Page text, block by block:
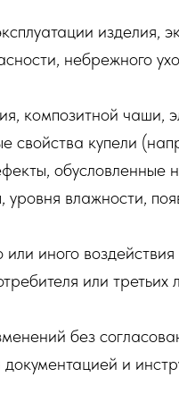
изделия,
небрежного
композитной чаши,
свойства купели
уровня влажности,
или иного
или третьих
без
и